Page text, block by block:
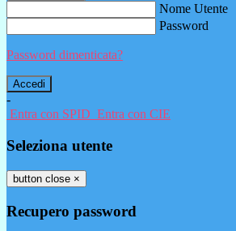
Nome Utente
Password
Password dimenticata?
-
Entra con SPID Entra con CIE
Seleziona utente
button close ×
Recupero password